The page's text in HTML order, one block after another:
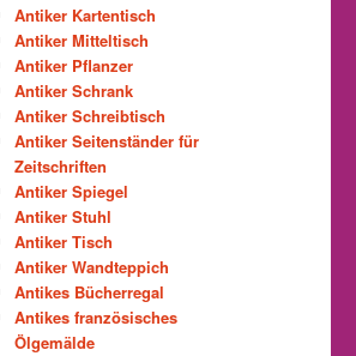
Antiker Kartentisch
Antiker Mitteltisch
Antiker Pflanzer
Antiker Schrank
Antiker Schreibtisch
Antiker Seitenständer für
Zeitschriften
Antiker Spiegel
Antiker Stuhl
Antiker Tisch
Antiker Wandteppich
Antikes Bücherregal
Antikes französisches
Ölgemälde